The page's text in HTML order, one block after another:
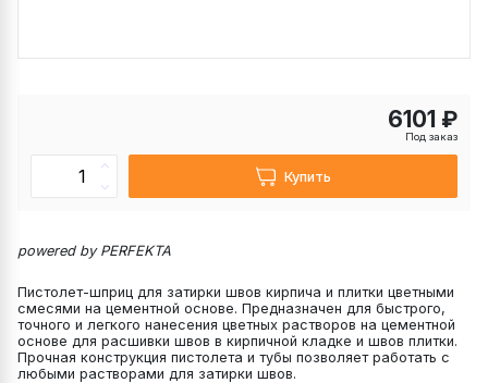
Купить
6101 ₽
Под заказ
powered by PERFEKTA
Пистолет-шприц для затирки швов кирпича и плитки цветными
смесями на цементной основе. Предназначен для быстрого,
точного и легкого нанесения цветных растворов на цементной
основе для расшивки швов в кирпичной кладке и швов плитки.
Прочная конструкция пистолета и тубы позволяет работать с
любыми растворами для затирки швов.